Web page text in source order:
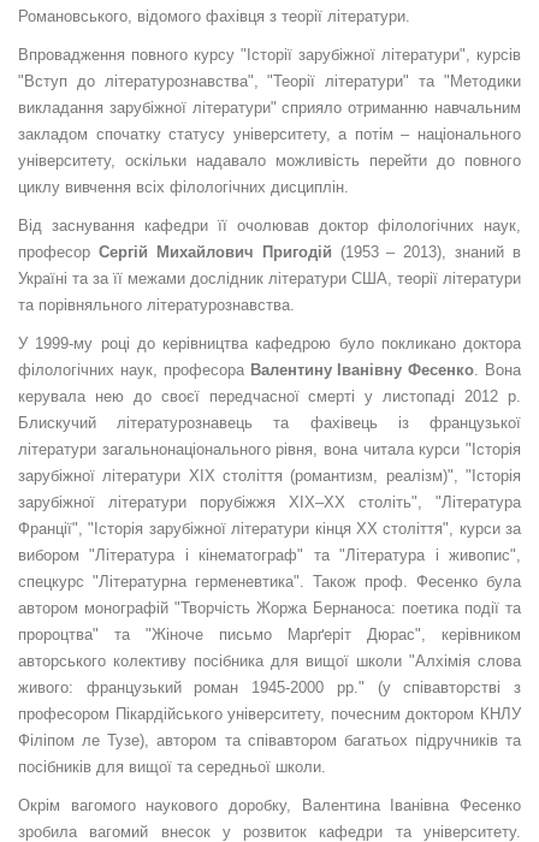
Романовського, відомого фахівця з теорії літератури.
Впровадження повного курсу "Історії зарубіжної літератури", курсів
"Вступ до літературознавства", "Теорії літератури" та "Методики
викладання зарубіжної літератури" сприяло отриманню навчальним
закладом спочатку статусу університету, а потім – національного
університету, оскільки надавало можливість перейти до повного
циклу вивчення всіх філологічних дисциплін.
Від заснування кафедри її очолював доктор філологічних наук,
професор Сергій Михайлович Пригодій (1953 – 2013), знаний в
Україні та за її межами дослідник літератури США, теорії літератури
та порівняльного літературознавства.
У 1999-му році до керівництва кафедрою було покликано доктора
філологічних наук, професора Валентину Іванівну Фесенко . Вона
керувала нею до своєї передчасної смерті у листопаді 2012 р.
Блискучий літературознавець та фахівець із французької
літератури загальнонаціонального рівня, вона читала курси "Історія
зарубіжної літератури ХІХ століття (романтизм, реалізм)", "Історія
зарубіжної літератури порубіжжя ХІХ–ХХ століть", "Література
Франції", "Історія зарубіжної літератури кінця ХХ століття", курси за
вибором "Література і кінематограф" та "Література і живопис",
спецкурс "Літературна герменевтика". Також проф. Фесенко була
автором монографій "Творчість Жоржа Бернаноса: поетика події та
пророцтва" та "Жіноче письмо Марґеріт Дюрас", керівником
авторського колективу посібника для вищої школи "Алхімія слова
живого: французький роман 1945-2000 рр." (у співавторстві з
професором Пікардійського університету, почесним доктором КНЛУ
Філіпом ле Тузе), автором та співавтором багатьох підручників та
посібників для вищої та середньої школи.
Окрім вагомого наукового доробку, Валентина Іванівна Фесенко
зробила вагомий внесок у розвиток кафедри та університету.